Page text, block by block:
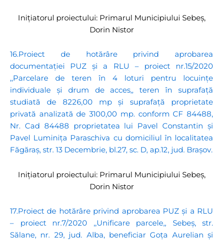
Inițiatorul proiectului: Primarul Municipiului Sebeș,
Dorin Nistor
16.Proiect de hotărâre privind aprobarea
documentației PUZ și a RLU – proiect nr.15/2020
,,Parcelare de teren în 4 loturi pentru locuințe
individuale și drum de acces,, teren în suprafață
studiată de 8226,00 mp și suprafață proprietate
privată analizată de 3100,00 mp. conform CF 84488,
Nr. Cad 84488 proprietatea lui Pavel Constantin și
Pavel Luminița Paraschiva cu domiciliul în localitatea
Făgăraș, str. 13 Decembrie, bl.27, sc. D, ap.12, jud. Brașov.
Inițiatorul proiectului: Primarul Municipiului Sebeș,
Dorin Nistor
17.Proiect de hotărâre privind aprobarea PUZ și a RLU
– proiect nr.7/2020 ,,Unificare parcele,, Sebeș, str.
Sălane, nr. 29, jud. Alba, beneficiar Goța Aurelian și